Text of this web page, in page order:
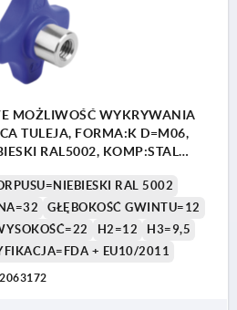
MOŻLIWOŚĆ WYKRYWANIA
TULEJA, FORMA:K D=M06,
RAL5002, KOMP:STAL
RAL 5002
GŁĘBOKOŚĆ GWINTU=12
H2=12
H3=9,5
+ EU10/2011